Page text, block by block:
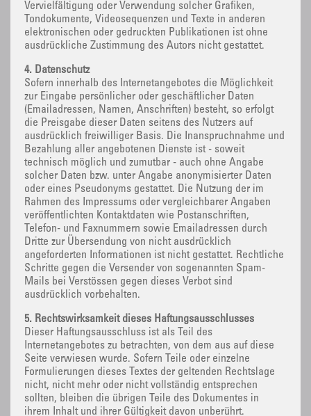
Vervielfältigung oder Verwendung solcher Grafiken,
Tondokumente, Videosequenzen und Texte in anderen
elektronischen oder gedruckten Publikationen ist ohne
ausdrückliche Zustimmung des Autors nicht gestattet.
4. Datenschutz
Sofern innerhalb des Internetangebotes die Möglichkeit
zur Eingabe persönlicher oder geschäftlicher Daten
(Emailadressen, Namen, Anschriften) besteht, so erfolgt
die Preisgabe dieser Daten seitens des Nutzers auf
ausdrücklich freiwilliger Basis. Die Inanspruchnahme und
Bezahlung aller angebotenen Dienste ist - soweit
technisch möglich und zumutbar - auch ohne Angabe
solcher Daten bzw. unter Angabe anonymisierter Daten
oder eines Pseudonyms gestattet. Die Nutzung der im
Rahmen des Impressums oder vergleichbarer Angaben
veröffentlichten Kontaktdaten wie Postanschriften,
Telefon- und Faxnummern sowie Emailadressen durch
Dritte zur Übersendung von nicht ausdrücklich
angeforderten Informationen ist nicht gestattet. Rechtliche
Schritte gegen die Versender von sogenannten Spam-
Mails bei Verstössen gegen dieses Verbot sind
ausdrücklich vorbehalten.
5. Rechtswirksamkeit dieses Haftungsausschlusses
Dieser Haftungsausschluss ist als Teil des
Internetangebotes zu betrachten, von dem aus auf diese
Seite verwiesen wurde. Sofern Teile oder einzelne
Formulierungen dieses Textes der geltenden Rechtslage
nicht, nicht mehr oder nicht vollständig entsprechen
sollten, bleiben die übrigen Teile des Dokumentes in
ihrem Inhalt und ihrer Gültigkeit davon unberührt.